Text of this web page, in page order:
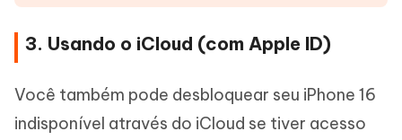
3. Usando o iCloud (com Apple ID)
Você também pode desbloquear seu iPhone 16
indisponível através do iCloud se tiver acesso